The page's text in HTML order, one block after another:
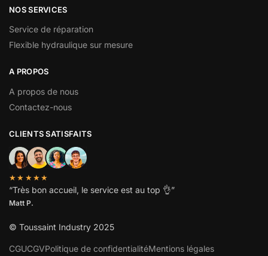
NOS SERVICES
Service de réparation
Flexible hydraulique sur mesure
A PROPOS
A propos de nous
Contactez-nous
CLIENTS SATISFAITS
★★★★★
“Très bon accueil, le service est au top 👌”
Matt P.
© Toussaint Industry 2025
CGUCGVPolitique de confidentialitéMentions légales